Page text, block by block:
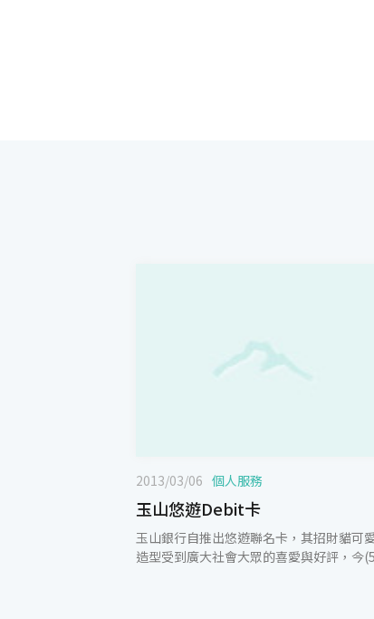
2013/03/06 個人服務
玉山悠遊Debit卡
玉山銀行自推出悠遊聯名卡，其招財貓可
造型受到廣大社會大眾的喜愛與好評，今